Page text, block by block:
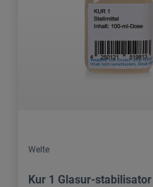
Welte
Kur 1 Glasur-stabilisator